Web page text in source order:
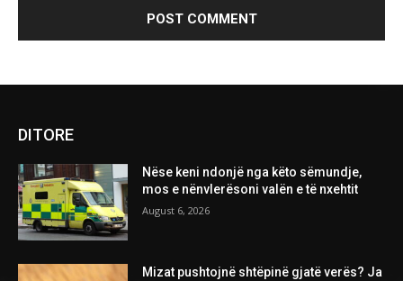
DITORE
Nëse keni ndonjë nga këto sëmundje,
mos e nënvlerësoni valën e të nxehtit
August 6, 2026
Mizat pushtojnë shtëpinë gjatë verës? Ja